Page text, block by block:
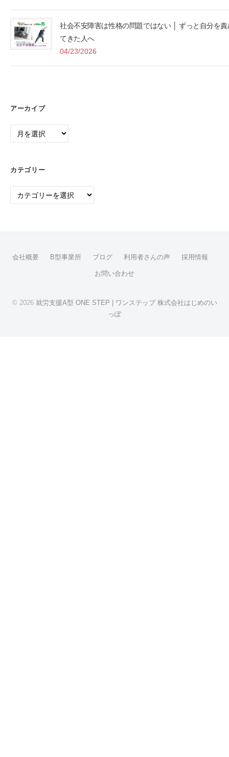
社会不安障害は性格の問題ではない │ ずっと自分を責
てきた人へ
04/23/2026
アーカイブ
ー
イ
カテゴリー
テ
会社概要 B型事業所 ブログ 利用者さんの声 採用情報
お問い合わせ
© 2026 就労支援A型 ONE STEP | ワンステップ 株式会社はじめのい
っぽ